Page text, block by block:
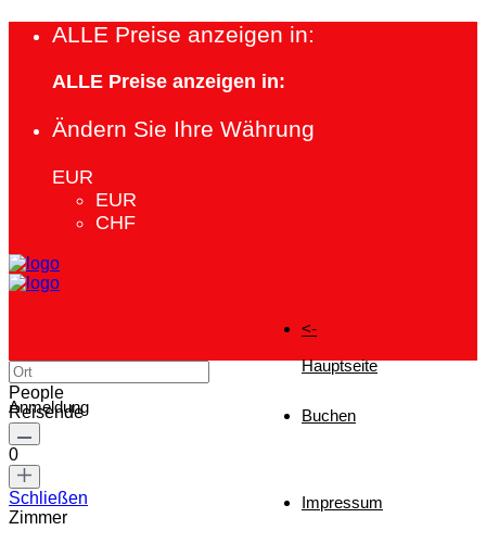
ALLE Preise anzeigen in:
ALLE Preise anzeigen in:
Ändern Sie Ihre Währung
EUR
EUR
CHF
<-
Hauptseite
Buchen
Impressum
Anmeldung
People
Reisende
0
Schließen
Zimmer